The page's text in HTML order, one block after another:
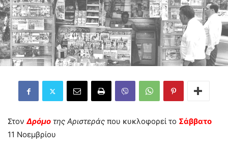
ΣτονΔρόμο της Αριστεράς που κυκλοφορεί το Σάββατο
11 Νοεμβρίου